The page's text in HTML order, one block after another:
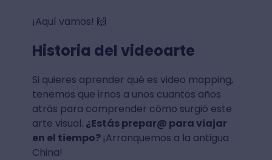
¡Aquí vamos! 🙌
Historia del videoarte
Si quieres aprender qué es video mapping,
tenemos que irnos a unos cuantos años
atrás para comprender cómo surgió este
arte visual. ¿Estás prepar@ para viajar
en el tiempo? ¡Arranquemos a la antigua
China!